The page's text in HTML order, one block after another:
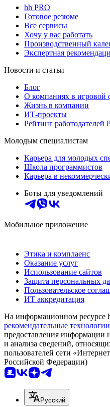
hh PRO
Готовое резюме
Все сервисы
Хочу у вас работать
Производственный
Экспертная
Новости и статьи
Блог
О компаниях в игровой
Жизнь в компании
ИТ-проекты
Рейтинг работодателей
Молодым специалистам
Карьера для молодых
Школа программистов
Карьера в
Боты для уведомлений
Мобильное приложение
Этика и комплаенс
Оказание услуг
Использование сайтов
Защита персональных
Пользовательское
ИТ аккредитация
На информационном ресурсе
рекомендательные технологии
предоставления информации
и анализа сведений,
пользователей сети
Российской Федерации)
Русский